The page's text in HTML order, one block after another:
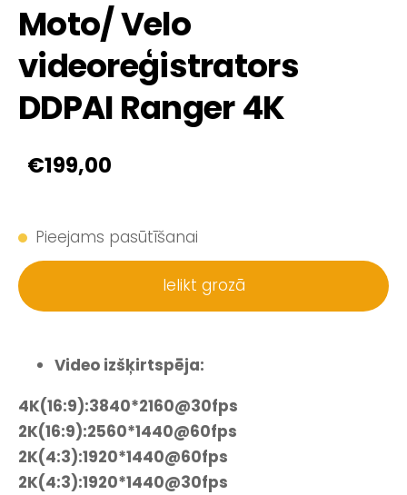
Moto/ Velo
videoreģistrators
DDPAI Ranger 4K
€199,00
Pieejams pasūtīšanai
Ielikt grozā
Video izšķirtspēja:
4K(16:9):3840*2160@30fps
2K(16:9):2560*1440@60fps
2K(4:3):1920*1440@60fps
2K(4:3):1920*1440@30fps